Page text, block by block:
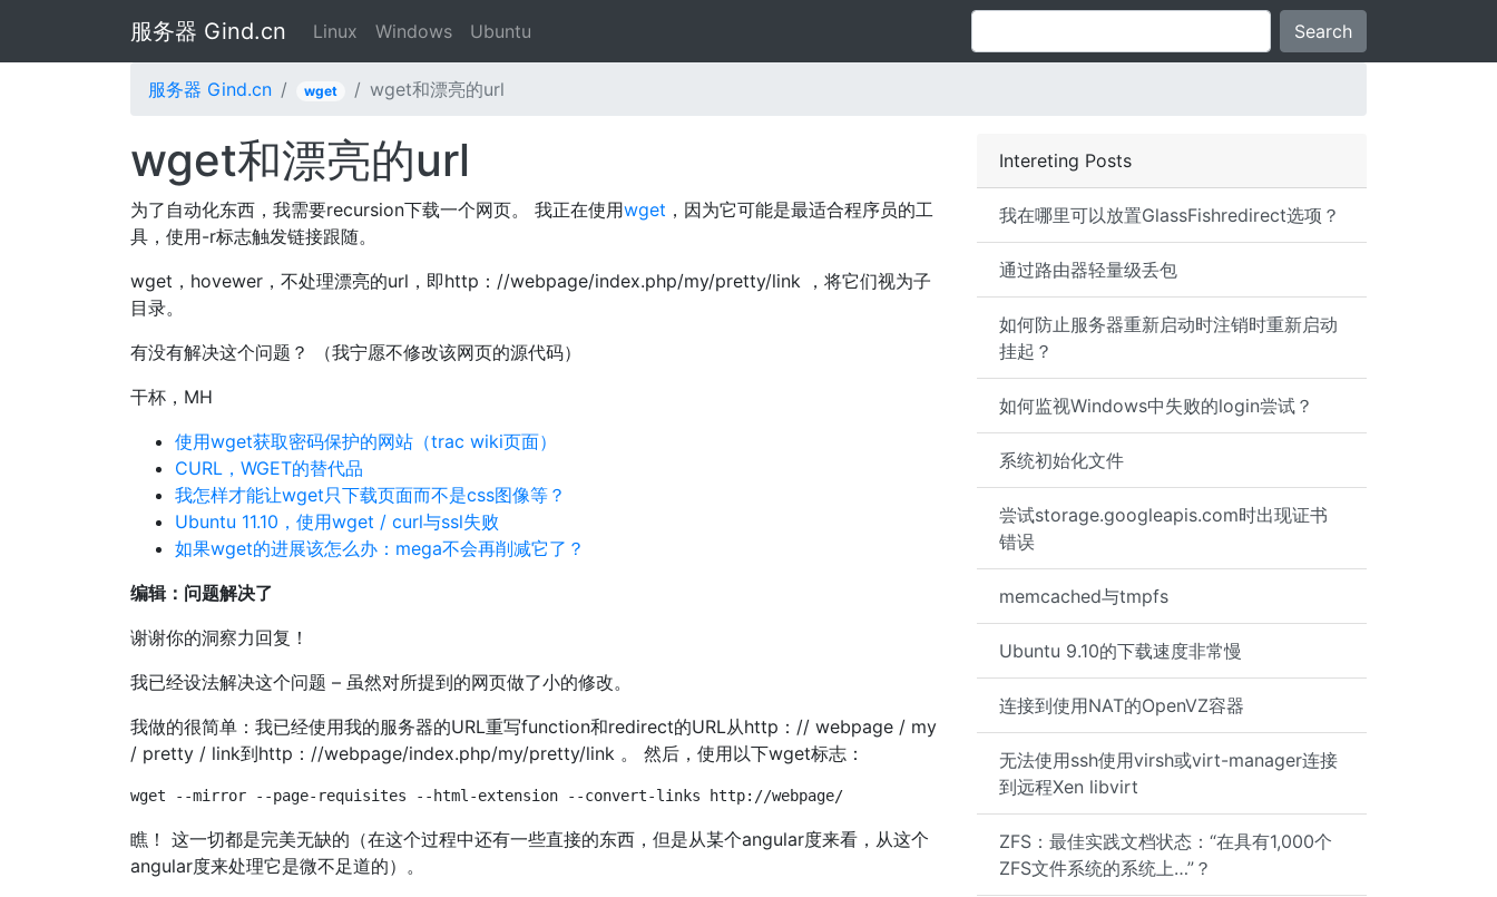
服务器 Gind.cn Linux Windows Ubuntu Search
服务器 Gind.cn wget wget和漂亮的url
Intereting Posts
我在哪里可以放置GlassFishredirect选项？
通过路由器轻量级丢包
如何防止服务器重新启动时注销时重新启动
挂起？
如何监视Windows中失败的login尝试？
系统初始化文件
尝试storage.googleapis.com时出现证书
错误
memcached与tmpfs
Ubuntu 9.10的下载速度非常慢
连接到使用NAT的OpenVZ容器
无法使用ssh使用virsh或virt-manager连接
到远程Xen libvirt
ZFS：最佳实践文档状态：“在具有1,000个
ZFS文件系统的系统上…”？
wget和漂亮的url
为了自动化东西，我需要recursion下载一个网页。 我正在使用wget ，因为它可能是最适合程序员的工
具，使用-r标志触发链接跟随。
wget，hovewer，不处理漂亮的url，即http：//webpage/index.php/my/pretty/link ，将它们视为子
目录。
有没有解决这个问题？ （我宁愿不修改该网页的源代码）
干杯，MH
使用wget获取密码保护的网站（trac wiki页面）
CURL，WGET的替代品
我怎样才能让wget只下载页面而不是css图像等？
Ubuntu 11.10，使用wget / curl与ssl失败
如果wget的进展该怎么办：mega不会再削减它了？
编辑：问题解决了
谢谢你的洞察力回复！
我已经设法解决这个问题 – 虽然对所提到的网页做了小的修改。
我做的很简单：我已经使用我的服务器的URL重写function和redirect的URL从http：// webpage / my
/ pretty / link到http：//webpage/index.php/my/pretty/link 。 然后，使用以下wget标志：
wget --mirror --page-requisites --html-extension --convert-links http://webpage/
瞧！ 这一切都是完美无缺的（在这个过程中还有一些直接的东西，但是从某个angular度来看，从这个
angular度来处理它是微不足道的）。